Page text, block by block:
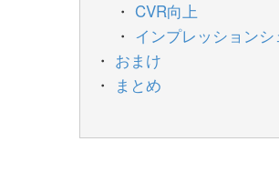
CVR向上
インプレッション
おまけ
まとめ